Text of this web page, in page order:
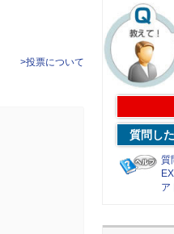
>投票について
質問し
質
ア